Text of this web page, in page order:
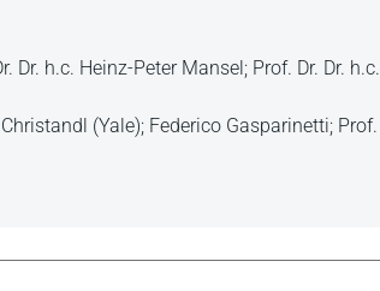
Dr. h.c. Heinz-Peter Mansel; Prof. Dr. Dr. h.c.
(Yale); Federico Gasparinetti; Prof.